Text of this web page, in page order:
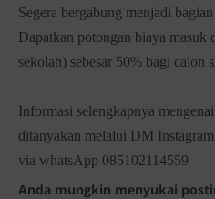
Segera bergabung menjadi
Dapatkan potongan biaya masuk
sekolah) sebesar 50% bagi calon
Informasi selengkapnya
ditanyakan melalui DM
via whatsApp 085102114559
Anda mungkin menyukai